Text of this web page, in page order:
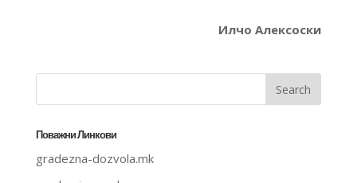
Илчо Алексоски
Поважни Линкови
gradezna-dozvola.mk